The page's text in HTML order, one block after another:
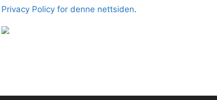
Privacy Policy for denne nettsiden.